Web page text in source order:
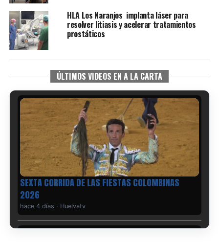
HLA Los Naranjos implanta láser para
resolver litiasis y acelerar tratamientos
prostáticos
ÚLTIMOS VIDEOS EN A LA CARTA
6º DÍA DE LAS FIESTAS COLOMBINAS 2026
hace 4 días